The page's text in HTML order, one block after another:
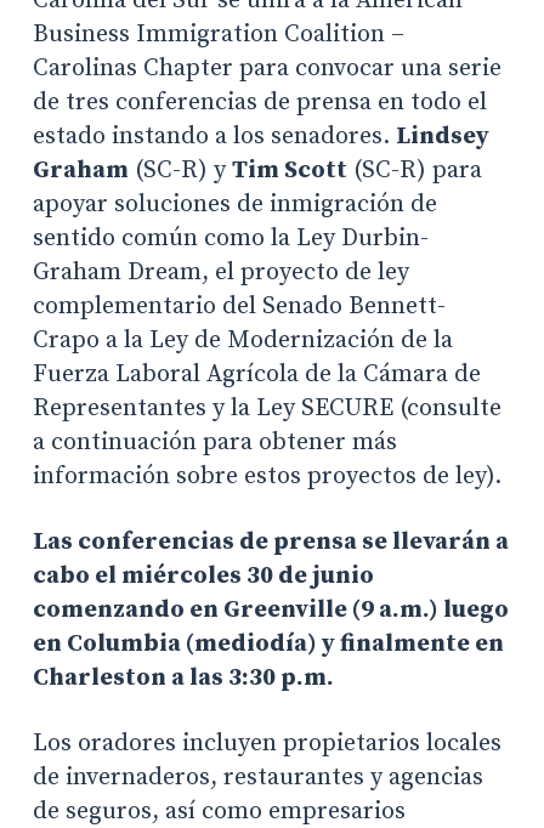
Business Immigration Coalition –
Carolinas Chapter para convocar una serie
de tres conferencias de prensa en todo el
estado instando a los senadores. Lindsey
Graham (SC-R) yTim Scott(SC-R) para
apoyar soluciones de inmigración de
sentido común como la Ley Durbin-
Graham Dream, el proyecto de ley
complementario del Senado Bennett-
Crapo a la Ley de Modernización de la
Fuerza Laboral Agrícola de la Cámara de
Representantes y la Ley SECURE (consulte
a continuación para obtener más
información sobre estos proyectos de ley).
Las conferencias de prensa se llevarán a
cabo el miércoles 30 de junio
comenzando en Greenville (9 a.m.) luego
en Columbia (mediodía) y finalmente en
Charleston a las 3:30 p.m.
Los oradores incluyen propietarios locales
de invernaderos, restaurantes y agencias
de seguros, así como empresarios